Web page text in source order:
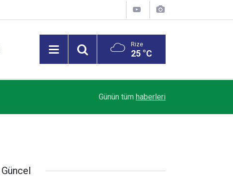
Rize
25 °C
Göztepe, İsmail Köybaşı'nın jübile maçında
Günün tüm haberleri
Güncel